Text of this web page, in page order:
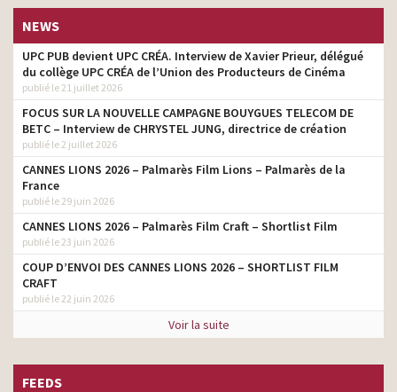
NEWS
UPC PUB devient UPC CRÉA. Interview de Xavier Prieur, délégué
du collège UPC CRÉA de l’Union des Producteurs de Cinéma
publié le 21 juillet 2026
FOCUS SUR LA NOUVELLE CAMPAGNE BOUYGUES TELECOM DE
BETC – Interview de CHRYSTEL JUNG, directrice de création
publié le 2 juillet 2026
CANNES LIONS 2026 – Palmarès Film Lions – Palmarès de la
France
publié le 29 juin 2026
CANNES LIONS 2026 – Palmarès Film Craft – Shortlist Film
publié le 23 juin 2026
COUP D’ENVOI DES CANNES LIONS 2026 – SHORTLIST FILM
CRAFT
publié le 22 juin 2026
Voir la suite
FEEDS